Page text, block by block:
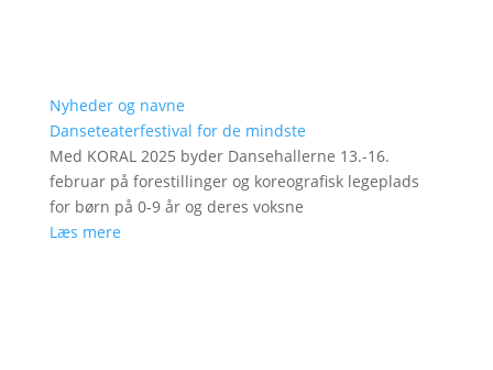
Nyheder og navne
Danseteaterfestival for de mindste
Med KORAL 2025 byder Dansehallerne 13.-16.
februar på forestillinger og koreografisk legeplads
for børn på 0-9 år og deres voksne
Læs mere